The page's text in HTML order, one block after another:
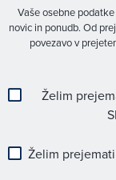
Vaše osebne
novic in ponudb. Od
povezavo v
Želim
Želim